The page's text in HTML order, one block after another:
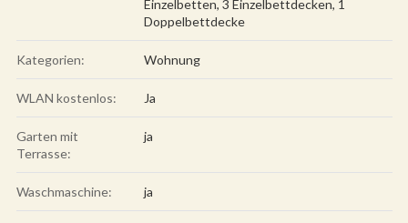
Einzelbetten, 3 Einzelbettdecken, 1
Doppelbettdecke
Kategorien: Wohnung
WLAN kostenlos: Ja
Garten mit
Terrasse:
ja
Waschmaschine: ja